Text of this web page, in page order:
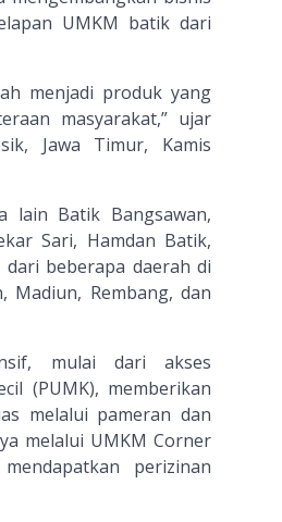
UMKM batik dari
menjadi produk yang
masyarakat,” ujar
Jawa Timur, Kamis
lain Batik Bangsawan,
Sari, Hamdan Batik,
dari beberapa daerah di
Madiun, Rembang, dan
mulai dari akses
(PUMK), memberikan
melalui pameran dan
melalui UMKM Corner
perizinan